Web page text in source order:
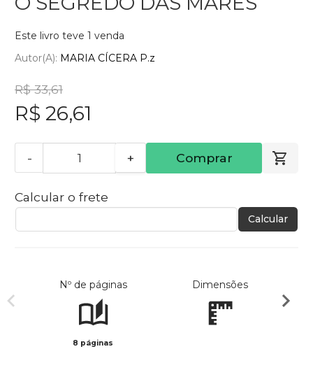
Este livro teve 1 venda
Autor(a): MARIA CÍCERA P.z
R$ 33,61
R$ 26,61
- + Comprar
Calcular o frete
Calcular
Nº de páginas
8 páginas
Dimensões